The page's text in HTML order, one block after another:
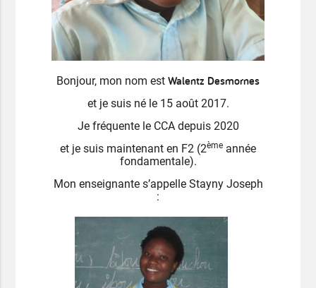
Bonjour, mon nom est Walentz Desmornes
et je suis né le 15 août 2017.
Je fréquente le CCA depuis 2020
et je suis maintenant en F2 (2ème année
fondamentale).
Mon enseignante s’appelle Stayny Joseph
: